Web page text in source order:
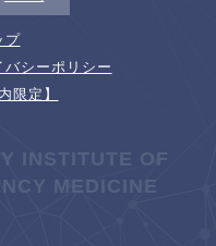
プ
シーポリシー
限定】
INSTITUTE OF
MEDICINE